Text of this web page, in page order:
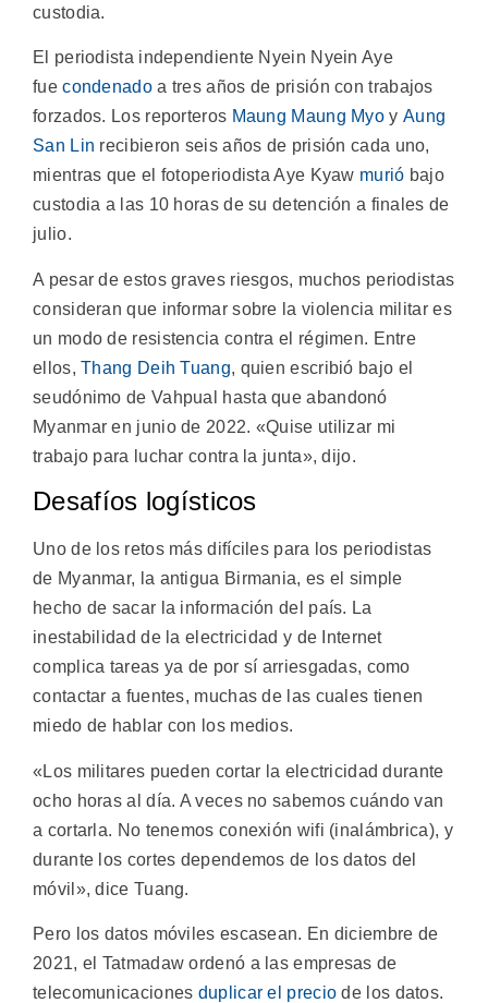
custodia.
El periodista independiente Nyein Nyein Aye
fuecondenadoa tres años de prisión con trabajos
forzados. Los reporteros Maung Maung Myo y Aung
San Lin recibieron seis años de prisión cada uno,
mientras que el fotoperiodista Aye Kyaw murió bajo
custodia a las 10 horas de su detención a finales de
julio.
A pesar de estos graves riesgos, muchos periodistas
consideran que informar sobre la violencia militar es
un modo de resistencia contra el régimen. Entre
ellos,Thang Deih Tuang, quien escribió bajo el
seudónimo de Vahpual hasta que abandonó
Myanmar en junio de 2022. «Quise utilizar mi
trabajo para luchar contra la junta», dijo.
Desafíos logísticos
Uno de los retos más difíciles para los periodistas
de Myanmar, la antigua Birmania, es el simple
hecho de sacar la información del país. La
inestabilidad de la electricidad y de Internet
complica tareas ya de por sí arriesgadas, como
contactar a fuentes, muchas de las cuales tienen
miedo de hablar con los medios.
«Los militares pueden cortar la electricidad durante
ocho horas al día. A veces no sabemos cuándo van
a cortarla. No tenemos conexión wifi (inalámbrica), y
durante los cortes dependemos de los datos del
móvil», dice Tuang.
Pero los datos móviles escasean. En diciembre de
2021, el Tatmadaw ordenó a las empresas de
telecomunicaciones duplicar el precio de los datos.